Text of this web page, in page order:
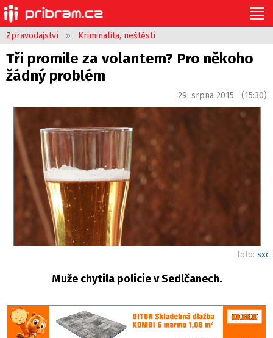
Zpravodajství » Kriminalita, neštěstí
Tři promile za volantem? Pro někoho
žádný problém
29. srpna 2015 (15:30)
foto: sxc
Muže chytila policie v Sedlčanech.